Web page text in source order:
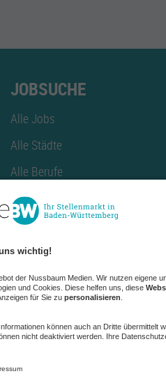
JOBSUCHE
Alle Jobs
Alle Städte
Alle Berufe
Alle Berufe nach Stadt
Alle Tätigkeitsbereiche
Alle Tätigkeitsbereiche nach Stadt
azubiBW.de
Minijobs
Firmenprofil